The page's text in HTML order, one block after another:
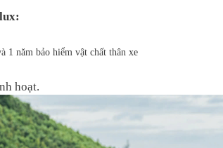
1 năm bảo hiểm vật chất thân xe
hoạt.